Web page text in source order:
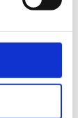
die Email
zustimmen
den Link
20